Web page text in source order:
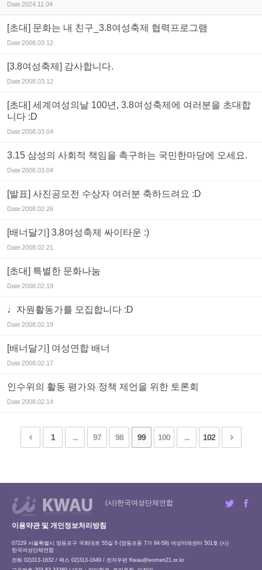
Date2024.11.04
[초대] 문화는 내 친구_3.8여성축제 협력프로그램
Date2008.03.12
[3.8여성축제] 감사합니다.
Date2008.03.12
[초대] 세계여성의날 100년, 3.8여성축제에 여러분을 초대합
니다 :D
Date2008.03.04
3.15 삼성의 사회적 책임을 촉구하는 국민한마당에 오세요.
Date2008.03.04
[발표] 사진공모전 수상자 여러분 축하드려요 :D
Date2008.02.26
[배너달기] 3.8여성축제 싸이타운 :)
Date2008.02.21
[초대] 특별한 문화나눔
Date2008.02.19
♩자원활동가를 모집합니다 :D
Date2008.02.19
[배너달기] 여성연합 배너
Date2008.02.17
인수위의 활동 평가와 정책 제언을 위한 토론회
Date2008.02.14
1 ... 97 98 99 100 ... 102
(사)한국여성단체연합
이용약관 및 개인정보처리방침
07229 서울특별시 영등포구 국회대로 55길 6 (영등포동 7가 94-59) 여성미래센터 501호 (사)
한국여성단체연합
전화 02)313-1632 / 팩스 02)313-1649 / 전자우편 Kwau@women21.or.kr